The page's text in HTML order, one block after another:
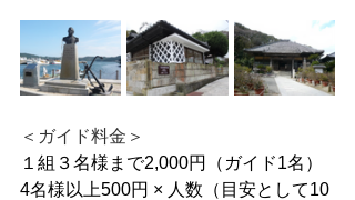
＜ガイド料金＞
１組３名様まで2,000円（ガイド1名）
4名様以上500円 × 人数（目安として10